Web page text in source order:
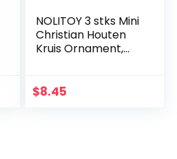
NOLITOY 3 stks Mini
Christian Houten
Kruis Ornament,
Wanddecoratie
$8.45